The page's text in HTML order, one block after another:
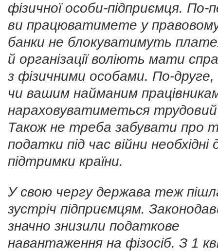
фізичної особи-підприємця. По-
ви працюватимете у правовому
банки не блокуватимуть
й організації воліють мати
з фізичними особами. По-
чи вашим найманим
нараховуватиметься
Також не треба забувати про
податки під час війни необхідні
підтримки країни.
У свою чергу держава теж
зустріч підприємцям.
значно знизили податкове
навантаження на фізосіб. З 1